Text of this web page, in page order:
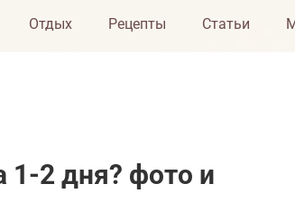
Отдых Рецепты Статьи
1-2 дня? фото и